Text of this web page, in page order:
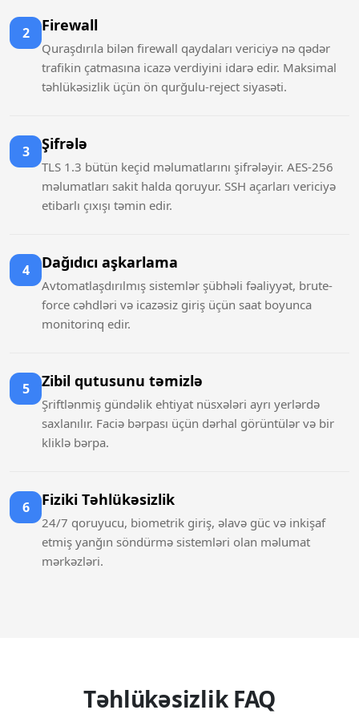
2 Firewall
Quraşdırıla bilən firewall qaydaları vericiyə nə qədər
trafikin çatmasına icazə verdiyini idarə edir. Maksimal
təhlükəsizlik üçün ön qurğulu-reject siyasəti.
3 Şifrələ
TLS 1.3 bütün keçid məlumatlarını şifrələyir. AES-256
məlumatları sakit halda qoruyur. SSH açarları vericiyə
etibarlı çıxışı təmin edir.
4 Dağıdıcı aşkarlama
Avtomatlaşdırılmış sistemlər şübhəli fəaliyyət, brute-
force cəhdləri və icazəsiz giriş üçün saat boyunca
monitorinq edir.
5 Zibil qutusunu təmizlə
Şriftlənmiş gündəlik ehtiyat nüsxələri ayrı yerlərdə
saxlanılır. Faciə bərpası üçün dərhal görüntülər və bir
kliklə bərpa.
6 Fiziki Təhlükəsizlik
24/7 qoruyucu, biometrik giriş, əlavə güc və inkişaf
etmiş yanğın söndürmə sistemləri olan məlumat
mərkəzləri.
Təhlükəsizlik FAQ